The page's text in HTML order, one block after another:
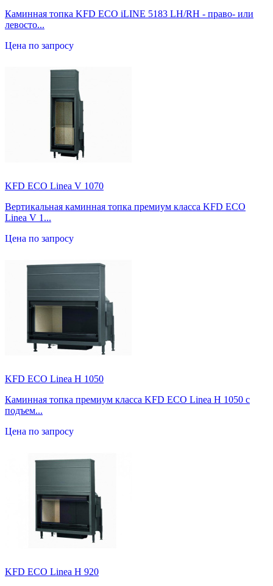
Каминная топка KFD ECO iLINE 5183 LH/RH - право- или
левосто...
Цена по запросу
KFD ECO Linea V 1070
Вертикальная каминная топка премиум класса KFD ECO
Linea V 1...
Цена по запросу
KFD ECO Linea H 1050
Каминная топка премиум класса KFD ECO Linea H 1050 с
подъем...
Цена по запросу
KFD ECO Linea H 920